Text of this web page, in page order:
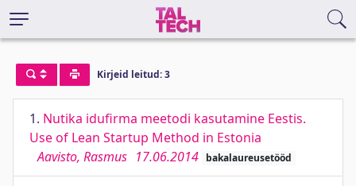
Kirjeid leitud: 3
1. Nutika idufirma meetodi kasutamine Eestis.
Use of Lean Startup Method in Estonia
Aavisto, Rasmus 17.06.2014 bakalaureusetööd